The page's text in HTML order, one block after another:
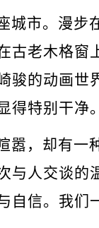
城市。漫步
古老木格
骏的动画
得特别干净
嚣，却有一
与人交谈
自信。我